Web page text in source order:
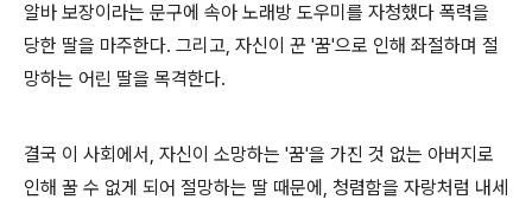
알바 보장이라는 문구에 속아 노래방 도우미를 자청했다 폭력을
당한 딸을 마주한다. 그리고, 자신이 꾼 '꿈'으로 인해 좌절하며 절
망하는 어린 딸을 목격한다.
결국 이 사회에서, 자신이 소망하는 '꿈'을 가진 것 없는 아버지로
인해 꿀 수 없게 되어 절망하는 딸 때문에, 청렴함을 자랑처럼 내세